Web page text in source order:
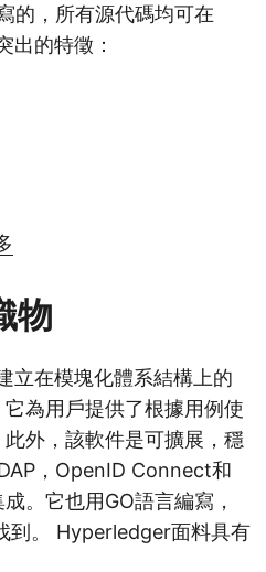
的，所有源代碼均可在
出的特徵：
物
立在模塊化體系結構上的
為用戶提供了根據用例使
外，該軟件是可擴展，穩
，OpenID Connect和
。它也用GO語言編寫，
到。 Hyperledger面料具有